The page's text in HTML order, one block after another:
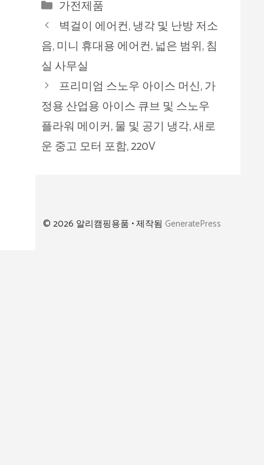
카
테
고
리
가전제품
벽걸이 에어컨, 냉각 및 난방 저소
음, 미니 휴대용 에어컨, 넓은 범위, 침
실 사무실
프리미엄 스노우 아이스 머신, 가
정용 산업용 아이스 큐브 및 스노우
플라워 메이커, 물 및 공기 냉각, 새로
운 중고 모터 포함, 220V
© 2026 알리캠핑용품 • 제작됨 GeneratePress